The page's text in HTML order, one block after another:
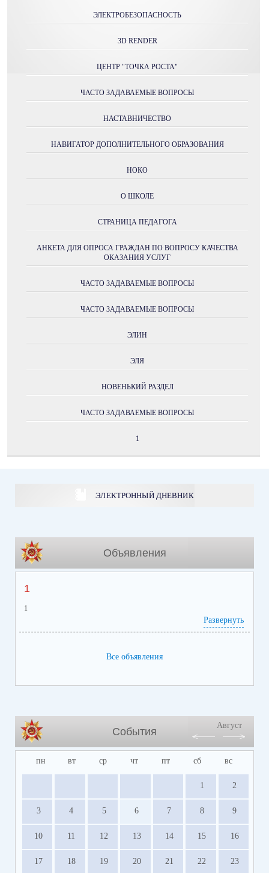
ЭЛЕКТРОБЕЗОПАСНОСТЬ
3D RENDER
ЦЕНТР "ТОЧКА РОСТА"
ЧАСТО ЗАДАВАЕМЫЕ ВОПРОСЫ
НАСТАВНИЧЕСТВО
НАВИГАТОР ДОПОЛНИТЕЛЬНОГО ОБРАЗОВАНИЯ
НОКО
О ШКОЛЕ
СТРАНИЦА ПЕДАГОГА
АНКЕТА ДЛЯ ОПРОСА ГРАЖДАН ПО ВОПРОСУ КАЧЕСТВА
ОКАЗАНИЯ УСЛУГ
ЧАСТО ЗАДАВАЕМЫЕ ВОПРОСЫ
ЧАСТО ЗАДАВАЕМЫЕ ВОПРОСЫ
ЭЛИН
ЭЛЯ
НОВЕНЬКИЙ РАЗДЕЛ
ЧАСТО ЗАДАВАЕМЫЕ ВОПРОСЫ
1
ЭЛЕКТРОННЫЙ ДНЕВНИК
Объявления
1
1
Развернуть
Все объявления
События
Август
пн вт ср чт пт сб вс
1 2
3 4 5 6 7 8 9
10 11 12 13 14 15 16
17 18 19 20 21 22 23